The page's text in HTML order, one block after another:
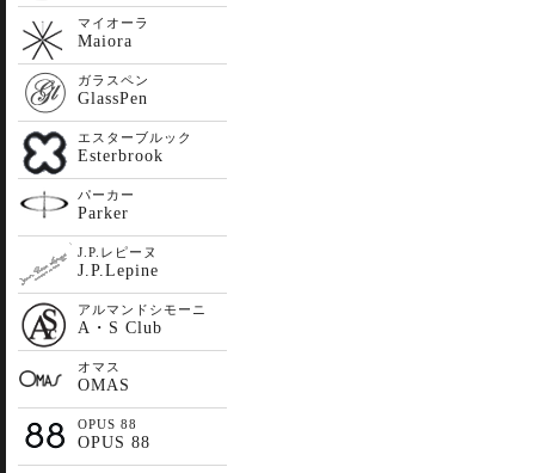
マイオーラ
Maiora
ガラスペン
GlassPen
エスターブルック
Esterbrook
パーカー
Parker
J.P.レピーヌ
J.P.Lepine
アルマンドシモーニ
A・S Club
オマス
OMAS
OPUS 88
OPUS 88